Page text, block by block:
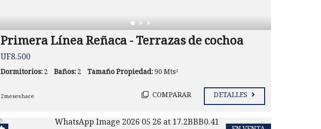
Primera Línea Reñaca - Terrazas de cochoa
UF8.500
Dormitorios:2 Baños:2 Tamaño Propiedad:90 Mts²
2 meses hace COMPARAR DETALLES